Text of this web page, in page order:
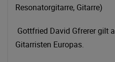
Resonatorgitarre, Gitarre)
Gottfried David Gfrerer gilt
Gitarristen Europas.